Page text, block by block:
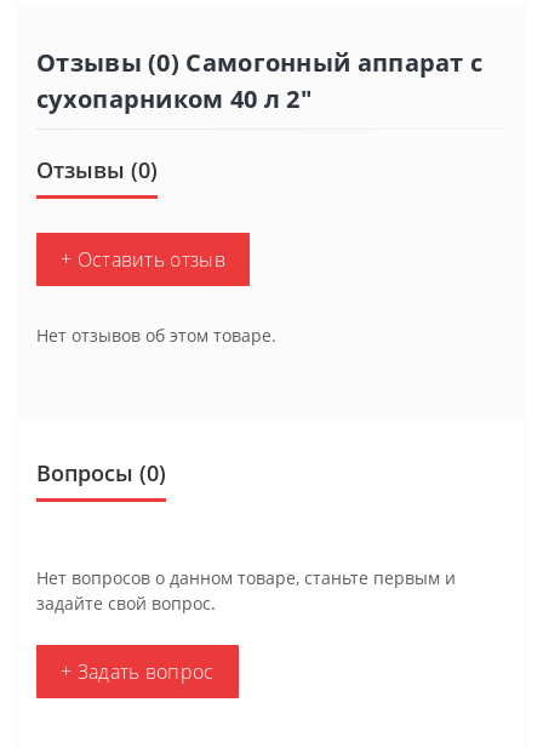
Отзывы (0) Самогонный аппарат с
сухопарником 40 л 2"
Отзывы (0)
+ Оставить отзыв
Нет отзывов об этом товаре.
Вопросы (0)
Нет вопросов о данном товаре, станьте первым и
задайте свой вопрос.
+ Задать вопрос